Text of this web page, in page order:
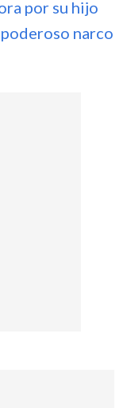
por su hijo
narco